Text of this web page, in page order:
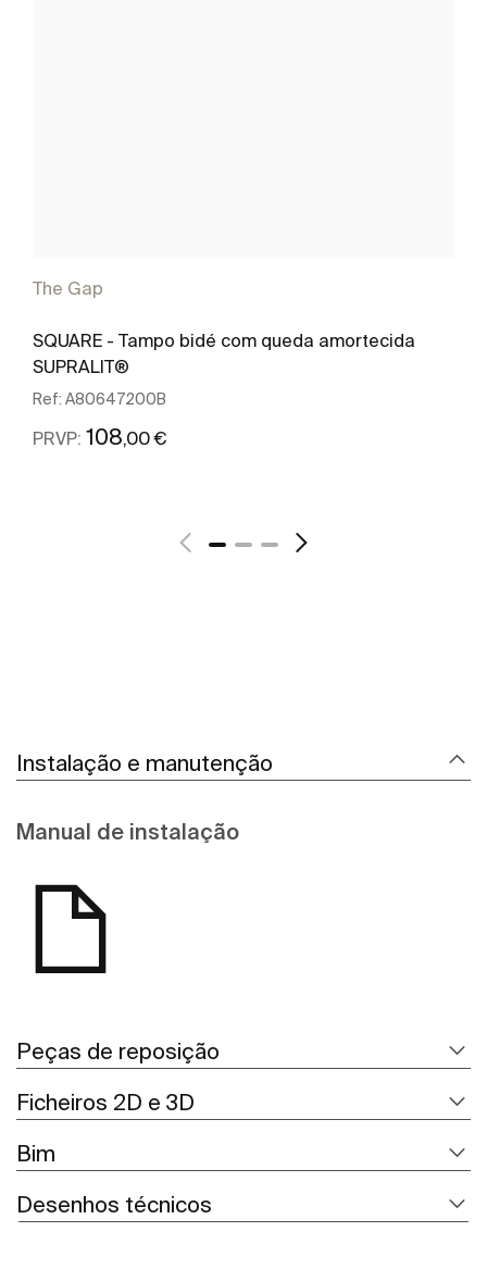
The Gap
SQUARE - Tampo bidé com queda amortecida
SUPRALIT®
Ref: A80647200B
PRVP: 108,00 €
Instalação e manutenção
Manual de instalação
Peças de reposição
Ficheiros 2D e 3D
Bim
Desenhos técnicos